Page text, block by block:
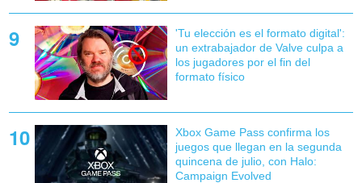
'Tu elección es el formato digital':
un extrabajador de Valve culpa a
los jugadores por el fin del
formato físico
Xbox Game Pass confirma los
juegos que llegan en la segunda
quincena de julio, con Halo:
Campaign Evolved